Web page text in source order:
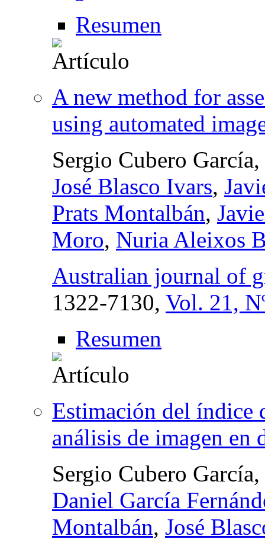
Resumen
A new method for
using automated
Sergio Cubero García,
José Blasco Ivars,
Prats Montalbán,
Moro, Nuria Aleixos
Australian journal of
1322-7130, Vol. 21,
Resumen
Estimación del índice
análisis de imagen
Sergio Cubero García,
Daniel García
Montalbán, José